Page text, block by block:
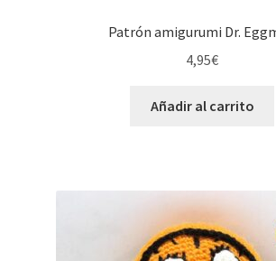
Patrón amigurumi Dr.
4,95€
Añadir al carrito